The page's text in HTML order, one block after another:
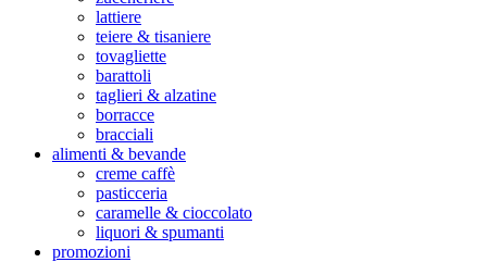
lattiere
teiere & tisaniere
tovagliette
barattoli
taglieri & alzatine
borracce
bracciali
alimenti & bevande
creme caffè
pasticceria
caramelle & cioccolato
liquori & spumanti
promozioni